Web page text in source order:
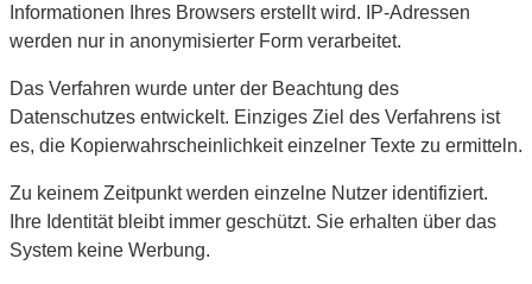
Informationen Ihres Browsers erstellt wird. IP-Adressen
werden nur in anonymisierter Form verarbeitet.
Das Verfahren wurde unter der Beachtung des
Datenschutzes entwickelt. Einziges Ziel des Verfahrens ist
es, die Kopierwahrscheinlichkeit einzelner Texte zu ermitteln.
Zu keinem Zeitpunkt werden einzelne Nutzer identifiziert.
Ihre Identität bleibt immer geschützt. Sie erhalten über das
System keine Werbung.